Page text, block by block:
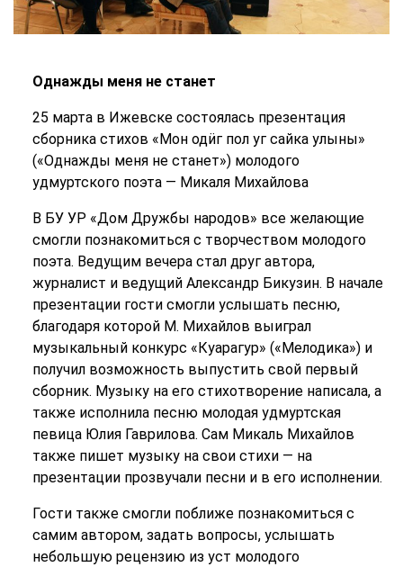
Однажды меня не станет
25 марта в Ижевске состоялась презентация
сборника стихов «Мон одӥг пол уг сайка улыны»
(«Однажды меня не станет») молодого
удмуртского поэта — Микаля Михайлова
В БУ УР «Дом Дружбы народов» все желающие
смогли познакомиться с творчеством молодого
поэта. Ведущим вечера стал друг автора,
журналист и ведущий Александр Бикузин. В начале
презентации гости смогли услышать песню,
благодаря которой М. Михайлов выиграл
музыкальный конкурс «Куарагур» («Мелодика») и
получил возможность выпустить свой первый
сборник. Музыку на его стихотворение написала, а
также исполнила песню молодая удмуртская
певица Юлия Гаврилова. Сам Микаль Михайлов
также пишет музыку на свои стихи — на
презентации прозвучали песни и в его исполнении.
Гости также смогли поближе познакомиться с
самим автором, задать вопросы, услышать
небольшую рецензию из уст молодого